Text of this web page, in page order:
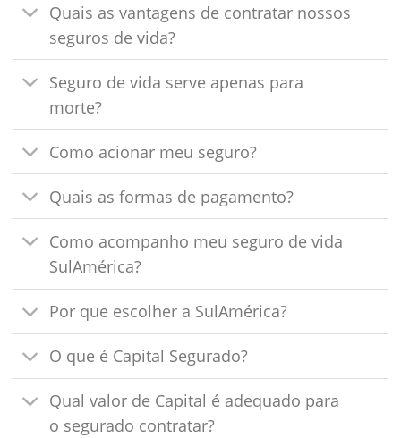
Quais as vantagens de contratar nossos
seguros de vida?
Seguro de vida serve apenas para
morte?
Como acionar meu seguro?
Quais as formas de pagamento?
Como acompanho meu seguro de vida
SulAmérica?
Por que escolher a SulAmérica?
O que é Capital Segurado?
Qual valor de Capital é adequado para
o segurado contratar?